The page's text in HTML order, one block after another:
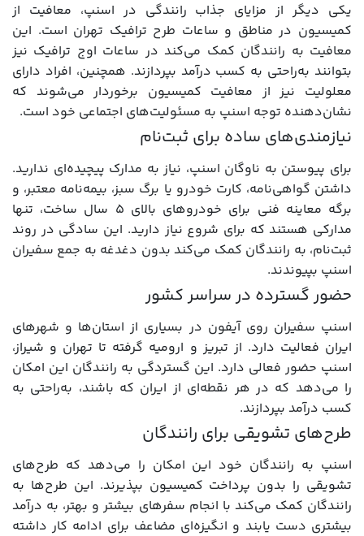
یکی دیگر از مزایای جذاب رانندگی در اسنپ، معافیت از
کمیسیون در مناطق و ساعات طرح ترافیک تهران است. این
معافیت به رانندگان کمک می‌کند در ساعات اوج ترافیک نیز
بتوانند به‌راحتی به کسب درآمد بپردازند. همچنین، افراد دارای
معلولیت نیز از معافیت کمیسیون برخوردار می‌شوند که
نشان‌دهنده توجه اسنپ به مسئولیت‌های اجتماعی خود است.
نیازمندی‌های ساده برای ثبت‌نام
برای پیوستن به ناوگان اسنپ، نیاز به مدارک پیچیده‌ای ندارید.
داشتن گواهی‌نامه، کارت خودرو یا برگ سبز، بیمه‌نامه معتبر، و
برگه معاینه فنی برای خودروهای بالای ۵ سال ساخت، تنها
مدارکی هستند که برای شروع نیاز دارید. این سادگی در روند
ثبت‌نام، به رانندگان کمک می‌کند بدون دغدغه به جمع سفیران
اسنپ بپیوندند.
حضور گسترده در سراسر کشور
اسنپ سفیران روی آیفون در بسیاری از استان‌ها و شهرهای
ایران فعالیت دارد. از تبریز و ارومیه گرفته تا تهران و شیراز،
اسنپ حضور فعالی دارد. این گستردگی به رانندگان این امکان
را می‌دهد که در هر نقطه‌ای از ایران که باشند، به‌راحتی به
کسب درآمد بپردازند.
طرح‌های تشویقی برای رانندگان
اسنپ به رانندگان خود این امکان را می‌دهد که طرح‌های
تشویقی را بدون پرداخت کمیسیون بپذیرند. این طرح‌ها به
رانندگان کمک می‌کند با انجام سفرهای بیشتر و بهتر، به درآمد
بیشتری دست یابند و انگیزه‌ای مضاعف برای ادامه کار داشته